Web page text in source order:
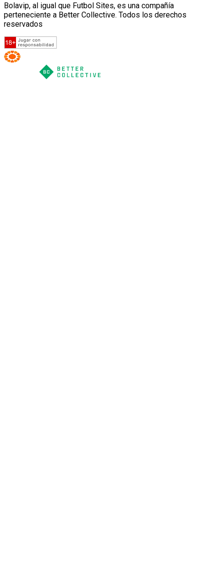
Bolavip, al igual que Futbol Sites, es una compañía
perteneciente a Better Collective. Todos los derechos
reservados